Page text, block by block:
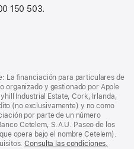
150 503.
La financiación para particulares de
organizado y gestionado por Apple
Industrial Estate, Cork, Irlanda,
(no exclusivamente) y no como
por parte de un número
Cetelem, S.A.U. Paseo de los
opera bajo el nombre Cetelem).
Consulta las condiciones.